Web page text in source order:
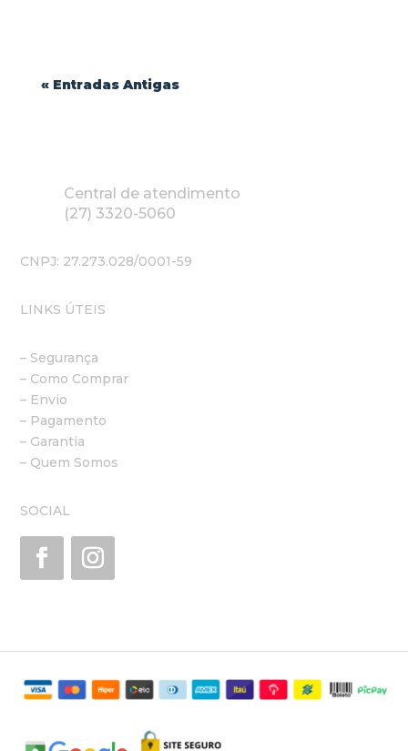
« Entradas Antigas
Central de atendimento
(27) 3320-5060
CNPJ: 27.273.028/0001-59
LINKS ÚTEIS
– Segurança
– Como Comprar
– Envio
– Pagamento
– Garantia
– Quem Somos
SOCIAL